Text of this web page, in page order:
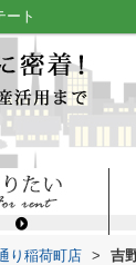
ート
り稲荷町店 > 吉